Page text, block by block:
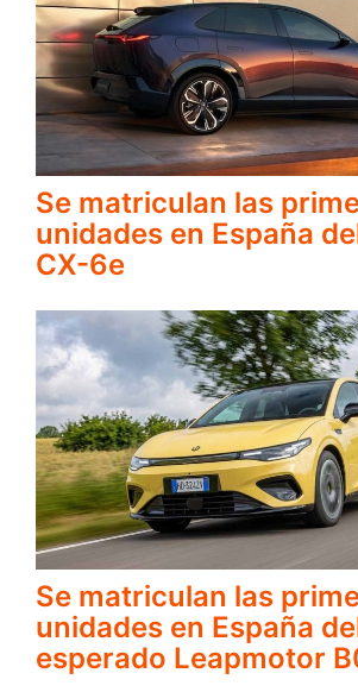
Se matriculan las
unidades en España
CX-6e
Se matriculan las
unidades en España
esperado Leapmotor